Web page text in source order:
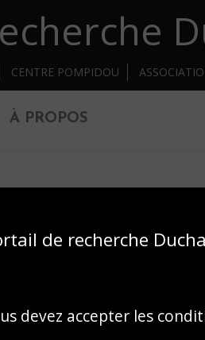
CENTRE POMPIDOU
À PROPOS
de recherche
devez accepter les